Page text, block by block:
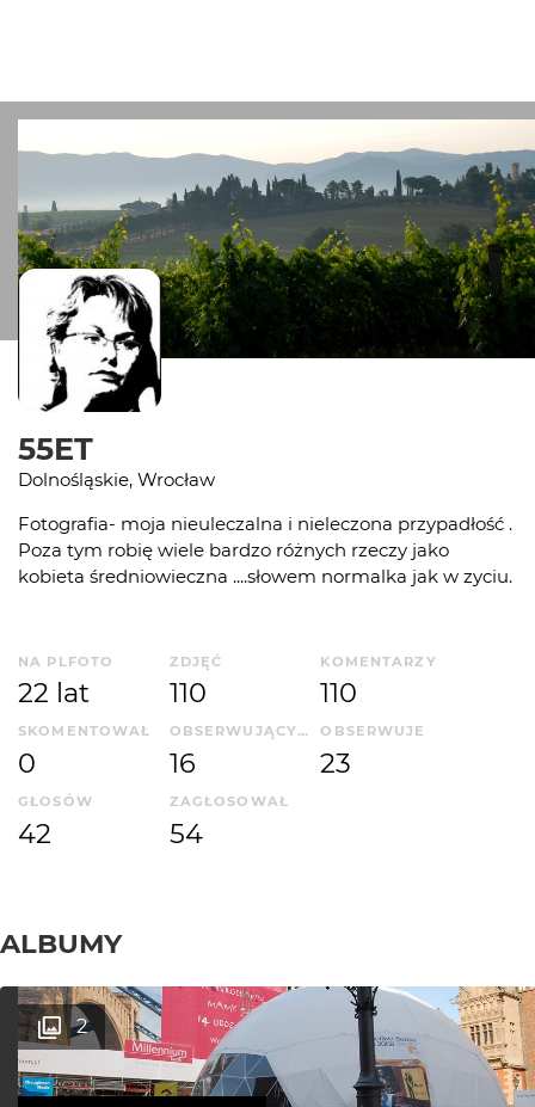
55ET
Dolnośląskie, Wrocław
Fotografia- moja nieuleczalna i nieleczona przypadłość .
Poza tym robię wiele bardzo różnych rzeczy jako
kobieta średniowieczna ....słowem normalka jak w zyciu.
NA PLFOTO
22 lat
ZDJĘĆ
110
KOMENTARZY
110
SKOMENTOWAŁ
0
OBSERWUJĄCYCH
16
OBSERWUJE
23
GŁOSÓW
42
ZAGŁOSOWAŁ
54
ALBUMY
2